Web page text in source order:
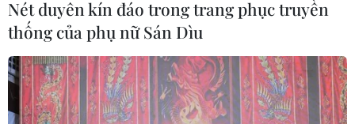
08/08/2026 04:43
59 năm ASEAN: Gắn kết tình hữu
nghị ASEAN tại nước Nga
08/08/2026 03:51
Nét duyên kín đáo trong trang phục truyền
thống của phụ nữ Sán Dìu